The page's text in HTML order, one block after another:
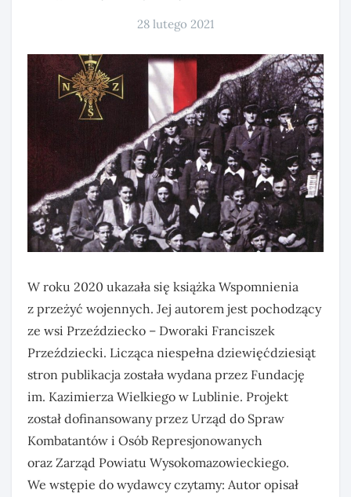
28 lutego 2021
W roku 2020 ukazała się książka Wspomnienia
z przeżyć wojennych. Jej autorem jest pochodzący
ze wsi Przeździecko – Dworaki Franciszek
Przeździecki. Licząca niespełna dziewięćdziesiąt
stron publikacja została wydana przez Fundację
im. Kazimierza Wielkiego w Lublinie. Projekt
został dofinansowany przez Urząd do Spraw
Kombatantów i Osób Represjonowanych
oraz Zarząd Powiatu Wysokomazowieckiego.
We wstępie do wydawcy czytamy: Autor opisał